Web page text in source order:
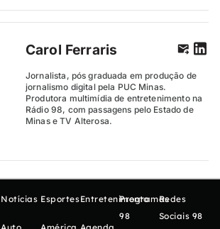
Carol Ferraris
Jornalista, pós graduada em produção de
jornalismo digital pela PUC Minas.
Produtora multimídia de entretenimento na
Rádio 98, com passagens pelo Estado de
Minas e TV Alterosa.
Notícias EsportesEntretenimento
Programas
98
Redes
Sociais 98